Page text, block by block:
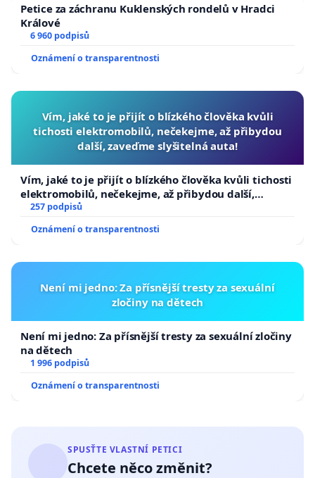
Petice za záchranu Kuklenských rondelů v Hradci
Králové
6 960 podpisů
Oznámení o transparentnosti
Vím, jaké to je přijít o blízkého člověka kvůli
tichosti elektromobilů, nečekejme, až přibydou
další, zaveďme slyšitelná auta!
Vím, jaké to je přijít o blízkého člověka kvůli tichosti
elektromobilů, nečekejme, až přibydou další,
zaveďme slyšitelná auta!
257 podpisů
Oznámení o transparentnosti
Není mi jedno: Za přísnější tresty za sexuální
zločiny na dětech
Není mi jedno: Za přísnější tresty za sexuální zločiny
na dětech
1 996 podpisů
Oznámení o transparentnosti
SPUSŤTE VLASTNÍ PETICI
Chcete něco změnit?